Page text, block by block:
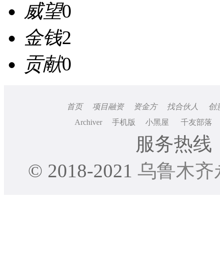
威望0
金钱2
贡献0
首页 项目融资 资金方 找合伙人
创
Archiver
手机版 小黑屋 千友部落
服务热线
© 2018-2021 乌鲁木齐